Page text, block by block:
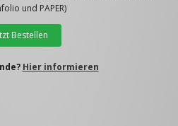
und PAPER)
Bestellen
Hier informieren